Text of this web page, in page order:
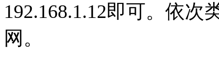
192.168.1.12即可。依
网。